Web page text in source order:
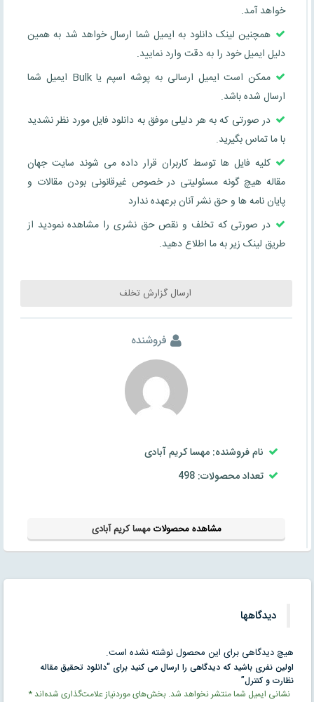
خواهد آمد.
همچنین لینک دانلود به ایمیل شما ارسال خواهد شد به همین
دلیل ایمیل خود را به دقت وارد نمایید.
ممکن است ایمیل ارسالی به پوشه اسپم یا Bulk ایمیل شما
ارسال شده باشد.
در صورتی که به هر دلیلی موفق به دانلود فایل مورد نظر نشدید
با ما تماس بگیرید.
کلیه فایل ها توسط کاربران قرار داده می شوند سایت جهان
مقاله هیچ گونه مسئولیتی در خصوص غیرقانونی بودن مقالات و
پایان نامه ها و حق نشر آنان برعهده ندارد
در صورتی که تخلف و نقص حق نشری را مشاهده نمودید از
طریق لینک زیر به ما اطلاع دهید.
ارسال گزارش تخلف
فروشنده
نام فروشنده: مهسا کریم آبادی
تعداد محصولات: 498
مشاهده محصولاتمهسا کریم آبادی
دیدگاهها
هیچ دیدگاهی برای این محصول نوشته نشده است.
اولین نفری باشید که دیدگاهی را ارسال می کنید برای “دانلود تحقیق مقاله
نظارت و كنترل”
نشانی ایمیل شما منتشر نخواهد شد. بخش‌های موردنیاز علامت‌گذاری شده‌اند*